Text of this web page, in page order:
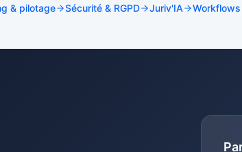
& pilotage Sécurité & RGPD Juriv'IA